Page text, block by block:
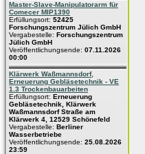
Master-Slave-Manipulatorarm für
Comecer MIP1390
Erfüllungsort: 52425
Forschungszentrum Jülich GmbH
Vergabestelle: Forschungszentrum
Jülich GmbH
Veröffentlichungsende: 07.11.2026
00:00
Klärwerk Waßmannsdorf,
Erneuerung Gebläsetechnik - VE
1.3 Trockenbauarbeiten
Erfüllungsort: Erneuerung
Gebläsetechnik, Klärwerk
Waßmannsdorf Straße am
Klärwerk 4, 12529 Schönefeld
Vergabestelle: Berliner
Wasserbetriebe
Veröffentlichungsende: 25.08.2026
23:59